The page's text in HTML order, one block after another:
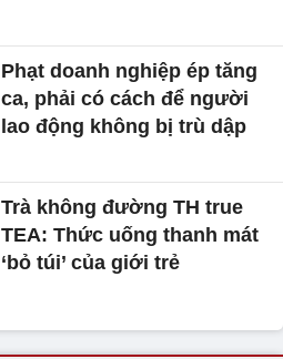
Phạt doanh nghiệp ép tăng
ca, phải có cách để người
lao động không bị trù dập
Trà không đường TH true
TEA: Thức uống thanh mát
‘bỏ túi’ của giới trẻ